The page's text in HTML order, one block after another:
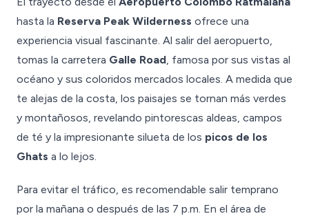
hasta la Reserva Peak Wilderness ofrece una
experiencia visual fascinante. Al salir del aeropuerto,
tomas la carretera Galle Road, famosa por sus vistas al
océano y sus coloridos mercados locales. A medida que
te alejas de la costa, los paisajes se tornan más verdes
y montañosos, revelando pintorescas aldeas, campos
de té y la impresionante silueta de los picos de los
Ghats a lo lejos.
Para evitar el tráfico, es recomendable salir temprano
por la mañana o después de las 7 p.m. En el área de